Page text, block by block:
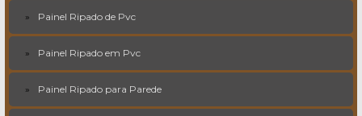
Painel Ripado de Pvc
Painel Ripado em Pvc
Painel Ripado para Parede